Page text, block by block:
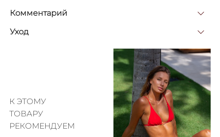
Комментарий
Уход
К ЭТОМУ
ТОВАРУ
РЕКОМЕНДУЕМ